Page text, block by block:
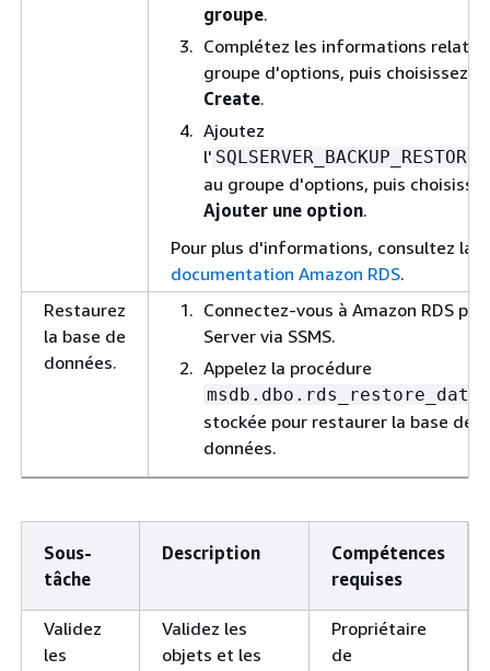
groupe.
Complétez les informations
groupe d'options, puis choisissez
Create.
Ajoutez
l' SQLSERVER_BACKUP_RESTORE
au groupe d'options, puis
Ajouter une option.
Pour plus d'informations, consultez la
documentation Amazon RDS.
Restaurez
la base de
données.
Connectez-vous à Amazon RDS
Server via SSMS.
Appelez la procédure
stockée pour restaurer la base de
données.
Sous-
tâche
Description
Compétences
requises
Validez
les
Validez les
objets et les
Propriétaire
de